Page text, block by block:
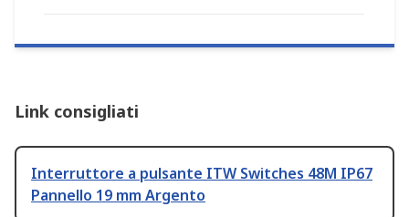
Link consigliati
Interruttore a pulsante ITW Switches 48M IP67
Pannello 19 mm Argento